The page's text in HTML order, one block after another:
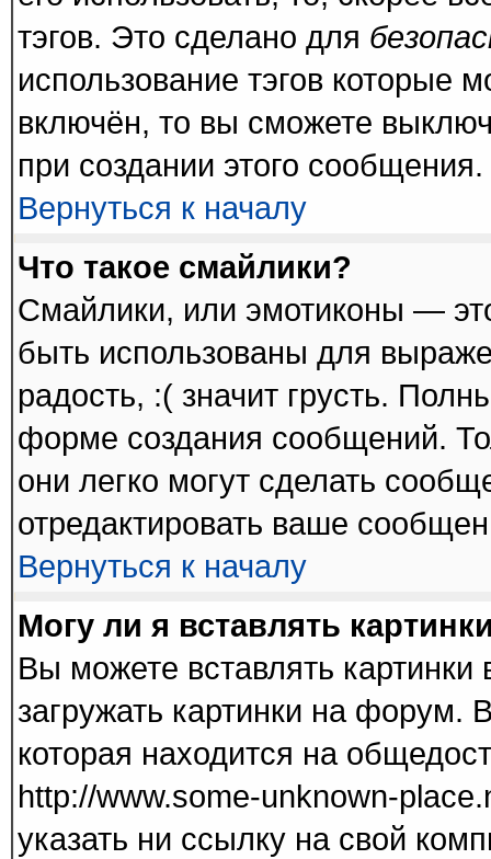
тэгов. Это сделано для
использование тэгов которые
включён, то вы сможете
при создании этого сообщения.
Вернуться к началу
Что такое смайлики?
Смайлики, или эмотиконы —
быть использованы для
радость, :( значит грусть.
форме создания сообщений.
они легко могут сделать
отредактировать ваше
Вернуться к началу
Могу ли я вставлять
Вы можете вставлять
загружать картинки на форум.
которая находится на
http://www.some-unknown-
указать ни ссылку на свой